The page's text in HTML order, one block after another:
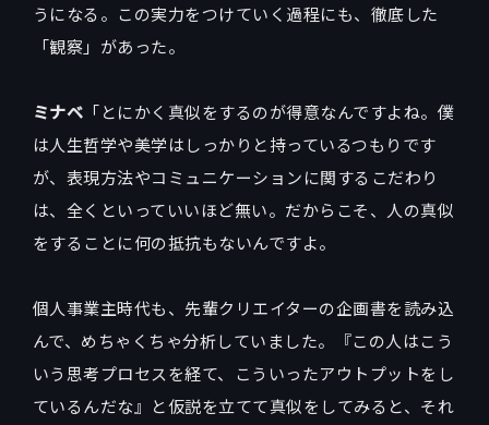
うになる。この実力をつけていく過程にも、徹底した
「観察」があった。
ミナベ 「とにかく真似をするのが得意なんですよね。僕
は人生哲学や美学はしっかりと持っているつもりです
が、表現方法やコミュニケーションに関するこだわり
は、全くといっていいほど無い。だからこそ、人の真似
をすることに何の抵抗もないんですよ。
個人事業主時代も、先輩クリエイターの企画書を読み込
んで、めちゃくちゃ分析していました。『この人はこう
いう思考プロセスを経て、こういったアウトプットをし
ているんだな』と仮説を立てて真似をしてみると、それ